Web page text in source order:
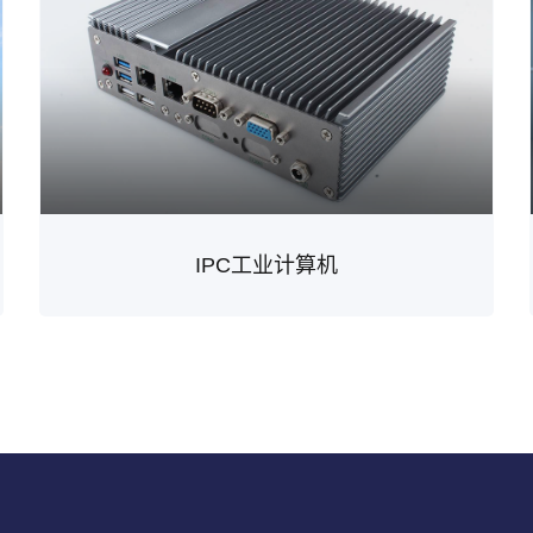
IPC工业计算机